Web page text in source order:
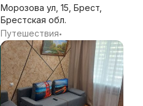
Морозова ул, 15, Брест,
Брестская обл.
Путешествия•